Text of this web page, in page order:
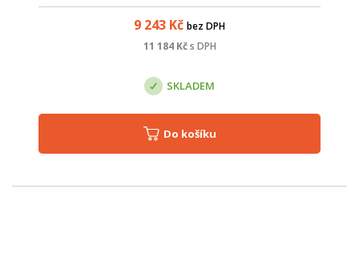
9 243 Kč bez DPH
11 184Kč s DPH
SKLADEM
Do košíku